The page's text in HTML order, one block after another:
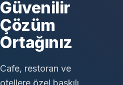
Güvenilir
Çözüm
Ortağınız
Cafe, restoran ve
otellere özel baskılı